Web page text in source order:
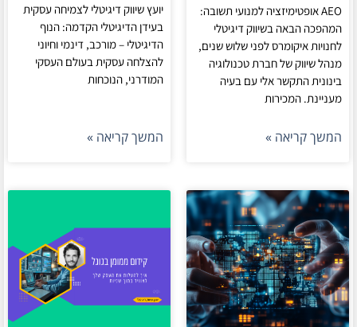
AEO אופטימיזציה למנועי תשובה:
המהפכה הבאה בשיווק דיגיטלי
לחנויות איקומרס לפני שלוש שנים,
מנהל שיווק של חברת טכנולוגיה
בינונית התקשר אלי עם בעיה
מעניינת. המכירות
המשך קריאה »
יועץ שיווק דיגיטלי לצמיחה עסקית
בעידן הדיגיטלי הקדמה: הנוף
הדיגיטלי – מורכב, דינמי וחיוני
להצלחה עסקית בעולם העסקי
המודרני, הנוכחות
המשך קריאה »